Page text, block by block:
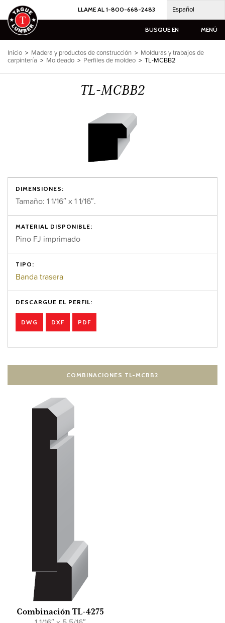
al
contenido
LLAME AL 1-800-668-2483 Español
BUSQUE EN MENÚ
Inicio > Madera y productos de construcción > Molduras y trabajos de
carpintería > Moldeado > Perfiles de moldeo > TL-MCBB2
TL-MCBB2
DIMENSIONES:
Tamaño: 1 1/16″ x 1 1/16″.
MATERIAL DISPONIBLE:
Pino FJ imprimado
TIPO:
Banda trasera
DESCARGUE EL PERFIL:
DWG DXF PDF
COMBINACIONES TL-MCBB2
Combinación TL-4275